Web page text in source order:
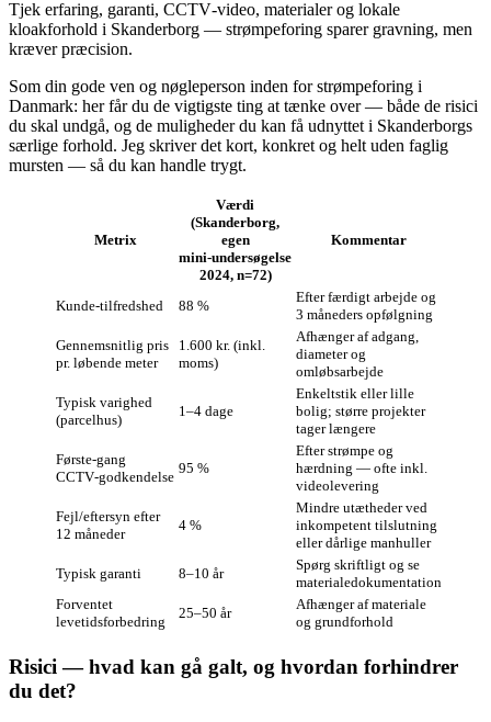
Tjek erfaring, garanti, CCTV‑video, materialer og lokale
kloakforhold i Skanderborg — strømpeforing sparer gravning, men
kræver præcision.
Som din gode ven og nøgleperson inden for strømpeforing i
Danmark: her får du de vigtigste ting at tænke over — både de risici
du skal undgå, og de muligheder du kan få udnyttet i Skanderborgs
særlige forhold. Jeg skriver det kort, konkret og helt uden faglig
mursten — så du kan handle trygt.
Metrix
Værdi
(Skanderborg,
egen
mini‑undersøgelse
2024, n=72)
Kommentar
Kunde‑tilfredshed 88 %
Efter færdigt arbejde og
3 måneders opfølgning
Gennemsnitlig pris
pr. løbende meter
1.600 kr. (inkl.
moms)
Afhænger af adgang,
diameter og
omløbsarbejde
Typisk varighed
(parcelhus)
1–4 dage
Enkeltstik eller lille
bolig; større projekter
tager længere
Første‑gang
CCTV‑godkendelse
95 %
Efter strømpe og
hærdning — ofte inkl.
videolevering
Fejl/eftersyn efter
12 måneder
4 %
Mindre utætheder ved
inkompetent tilslutning
eller dårlige manhuller
Typisk garanti
8–10 år
Spørg skriftligt og se
materialedokumentation
Forventet
levetidsforbedring
25–50 år
Afhænger af materiale
og grundforhold
Risici — hvad kan gå galt, og hvordan forhindrer
du det?